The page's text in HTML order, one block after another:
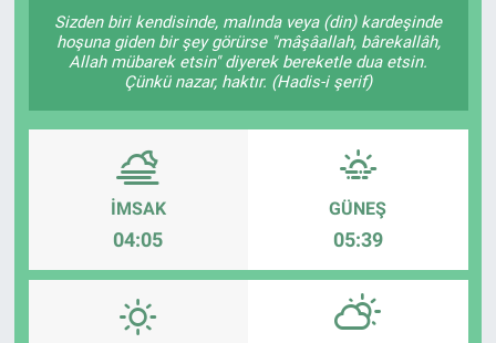
Sizden biri kendisinde, malında veya (din) kardeşinde
hoşuna giden bir şey görürse "mâşâallah, bârekallâh,
Allah mübarek etsin" diyerek bereketle dua etsin.
Çünkü nazar, haktır. (Hadis-i şerif)
İMSAK
04:05
GÜNEŞ
05:39
Endüstri 4.0 Uygulamaları
Ağır Sanayi Çözümleri